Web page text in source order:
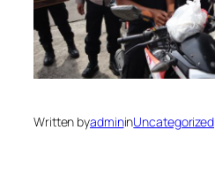
Written byadmininUncategorized